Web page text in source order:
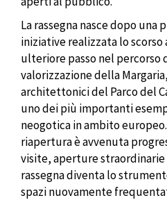
La rassegna nasce dopo una
iniziative realizzata lo
ulteriore passo nel percorso
valorizzazione della
architettonici del Parco del
uno dei più importanti
neogotica in ambito
riapertura è avvenuta
visite, aperture straordinarie
rassegna diventa lo
spazi nuovamente